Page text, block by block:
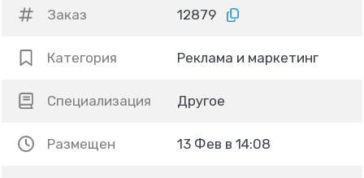
Заказ 12879
Категория Реклама и маркетинг
Специализация Другое
Размещен 13 Фев в 14:08